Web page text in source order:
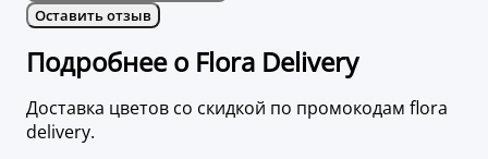
Оставить отзыв
Подробнее о Flora Delivery
Доставка цветов со скидкой по промокодам flora
delivery.